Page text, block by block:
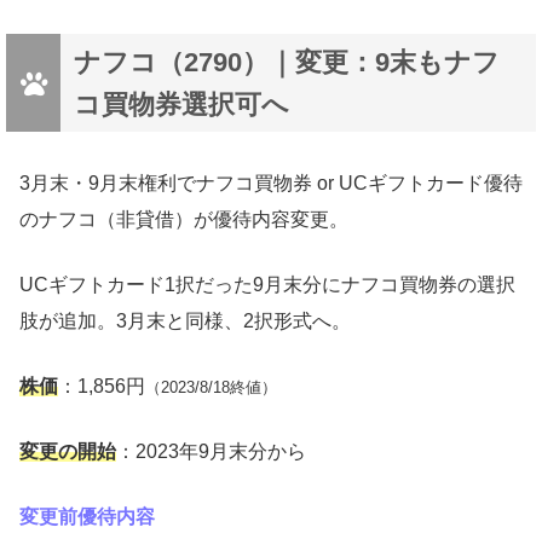
ナフコ（2790）｜変更：9末もナフ
コ買物券選択可へ
3月末・9月末権利でナフコ買物券 or UCギフトカード優待
のナフコ（非貸借）が優待内容変更。
UCギフトカード1択だった9月末分にナフコ買物券の選択
肢が追加。3月末と同様、2択形式へ。
株価 ：1,856円 （2023/8/18終値）
変更の開始：2023年9月末分から
変更前優待内容